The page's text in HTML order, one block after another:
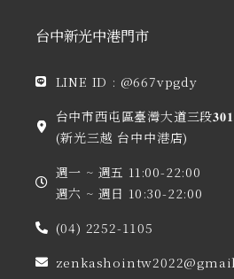
台中新光中港門市
LINE ID : @667vpgdy
台中市西屯區臺灣大道三段
(新光三越 台中中港店)
週一 ~ 週五 11:00-22:00
週六 ~ 週日 10:30-22:00
(04) 2252-1105